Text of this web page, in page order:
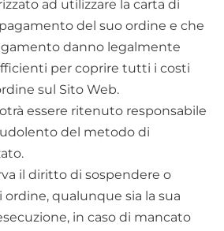
ad utilizzare la carta di
del suo ordine e che
danno legalmente
per coprire tutti i costi
sul Sito Web.
essere ritenuto responsabile
del metodo di
il diritto di sospendere o
ordine, qualunque sia la sua
in caso di mancato